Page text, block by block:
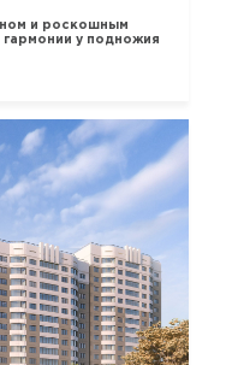
и роскошным
у подножия